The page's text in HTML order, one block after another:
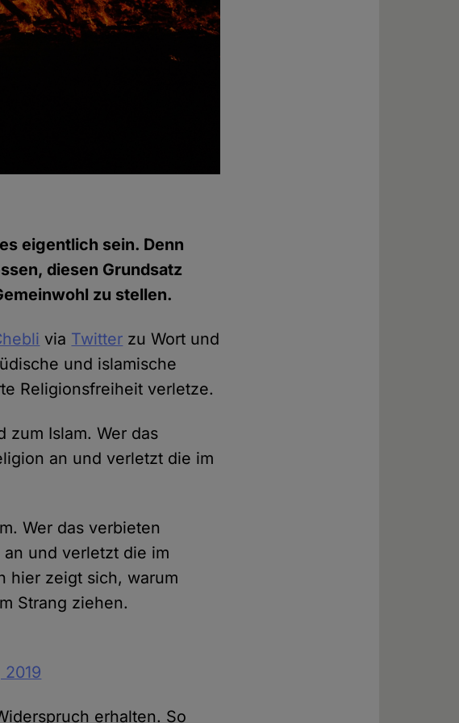
eigentlich sein. Denn
diesen Grundsatz
zu stellen.
via Twitter zu Wort und
und islamische
Religionsfreiheit verletze.
zum Islam. Wer das
an und verletzt die im
Wer das verbieten
und verletzt die im
hier zeigt sich, warum
Strang ziehen.
2019
erhalten. So